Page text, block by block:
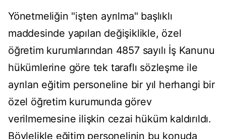
Yönetmeliğin "işten ayrılma" başlıklı
maddesinde yapılan değişiklikle, özel
öğretim kurumlarından 4857 sayılı İş Kanunu
hükümlerine göre tek taraflı sözleşme ile
ayrılan eğitim personeline bir yıl herhangi bir
özel öğretim kurumunda görev
verilmemesine ilişkin cezai hüküm kaldırıldı.
Böylelikle eğitim personelinin bu konuda